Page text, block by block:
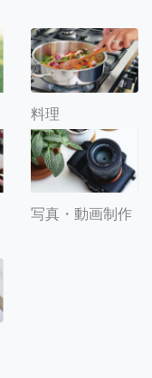
料理
写真・動画制作